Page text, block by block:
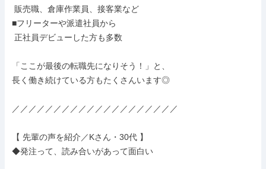
■フリーターや派遣社員から
「ここが最後の転職先になりそう！」と、
長く働き続けている方もたくさんいます◎
／／／／／／／／／／／／／／／／／／／／
【 先輩の声を紹介／Kさん・30代 】
◆発注って、読み合いがあって面白い